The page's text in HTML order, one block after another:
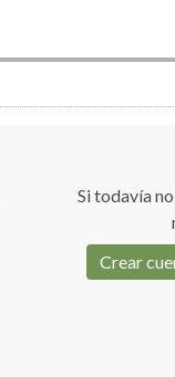
Si todavía
Crear